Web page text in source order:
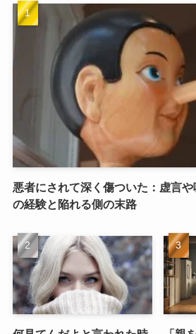
悪者にされて深く傷ついた：虚言
の経験と陥れる側の末路